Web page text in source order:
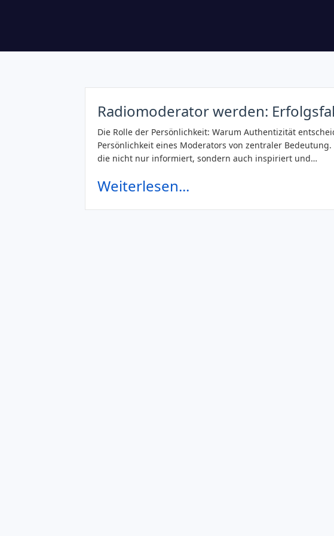
Radiomoderator werden:
Die Rolle der Persönlichkeit: Warum Authentizität
Persönlichkeit eines Moderators von zentraler
die nicht nur informiert, sondern auch inspiriert und…
Weiterlesen...